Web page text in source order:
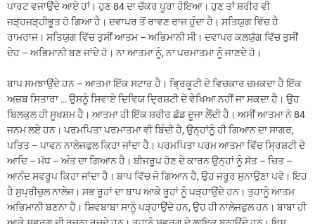
ਪਾਰਟ ਵਜਾਉਂਦੇ ਆਏ ਹਾਂ। ਹੁਣ 84 ਦਾ ਚੱਕਰ ਪੂਰਾ ਹੋਇਆ। ਹੁਣ ਤਾਂ ਸ਼ਰੀਰ ਵੀ
ਜੜ੍ਹਜੜ੍ਹੀਭੂਤ ਹੋ ਗਿਆ ਹੈ। ਦਵਾਪਰ ਤੋਂ ਰਾਵਣ ਰਾਜ ਹੁੰਦਾ ਹੈ। ਸਤਿਯੁਗ ਵਿੱਚ ਹੈ
ਰਾਮਰਾਜ। ਸਤਿਯੁਗ ਵਿੱਚ ਤੁਸੀਂ ਆਤਮ – ਅਭਿਮਾਨੀ ਸੀ। ਦਵਾਪਰ ਕਲਯੁੱਗ ਵਿੱਚ ਤੁਸੀਂ
ਦੇਹ – ਅਭਿਮਾਨੀ ਬਣ ਜਾਂਦੇ ਹੋ। ਨਾ ਆਤਮਾ ਨੂੰ, ਨਾ ਪਰਮਾਤਮਾ ਨੂੰ ਜਾਣਦੇ ਹੋ।
ਬਾਪ ਸਮਝਾਉਂਦੇ ਹਨ – ਆਤਮਾ ਇੱਕ ਸਟਾਰ ਹੈ। ਭ੍ਰਿਕੂਟੀ ਦੇ ਵਿਚਕਾਰ ਚਮਕਦਾ ਹੈ ਇੱਕ
ਅਜ਼ਬ ਸਿਤਾਰਾ … ਉਸਨੂੰ ਸਿਵਾਏ ਦਿਵਿਯ ਦ੍ਰਿਸ਼ਟੀ ਦੇ ਵੇਖਿਆ ਨਹੀਂ ਜਾ ਸਕਦਾ ਹੈ। ਉਹ
ਬਿਲਕੁਲ ਹੀ ਸੂਖਸ਼ਮ ਹੈ। ਆਤਮਾ ਹੀ ਇੱਕ ਸ਼ਰੀਰ ਛੱਡ ਦੂਜਾ ਲੈਂਦੀ ਹੈ। ਅਸੀਂ ਆਤਮਾ ਨੇ 84
ਜਨਮ ਲਏ ਹਨ। ਪਰਮਪਿਤਾ ਪਰਮਾਤਮਾ ਵੀ ਬਿੰਦੀ ਹੈ, ਉਨ੍ਹਾਂਨੂੰ ਹੀ ਗਿਆਨ ਦਾ ਸਾਗਰ,
ਪਤਿਤ – ਪਾਵਨ ਨਾਲੇਜਫੁਲ ਕਿਹਾ ਜਾਂਦਾ ਹੈ। ਪਰਮਪਿਤਾ ਪਰਮ ਆਤਮਾ ਵਿੱਚ ਸ੍ਰਿਸ਼ਟੀ ਦੇ
ਆਦਿ – ਮੱਧ – ਅੰਤ ਦਾ ਗਿਆਨ ਹੈ। ਬੀਜਰੂਪ ਹੋਣ ਦੇ ਕਾਰਨ ਉਨ੍ਹਾਂ ਨੂੰ ਸੱਤ – ਚਿਤ –
ਆਨੰਦ ਸਵਰੂਪ ਕਿਹਾ ਜਾਂਦਾ ਹੈ। ਬਾਪ ਵਿੱਚ ਜੋ ਗਿਆਨ ਹੈ, ਉਹ ਜਰੂਰ ਸੁਨਾਉਣਾ ਪਵੇ। ਇਹ
ਹੈ ਸੁਪ੍ਰੀਚੁਲ ਨਾਲੇਜ। ਸਭ ਰੂਹਾਂ ਦਾ ਬਾਪ ਆਕੇ ਰੂਹਾਂ ਨੂੰ ਪੜ੍ਹਾਉਂਦੇ ਹਨ। ਤੁਹਾਨੂੰ ਆਤਮ
ਅਭਿਮਾਨੀ ਬਣਨਾ ਹੈ। ਸ਼ਿਵਬਾਬਾ ਸਾਨੂੰ ਪੜ੍ਹਾਉਂਦੇ ਹਨ, ਉਹ ਹੀ ਨਾਲੇਜਫੁਲ ਹਨ। ਬਾਬਾ ਹੀ